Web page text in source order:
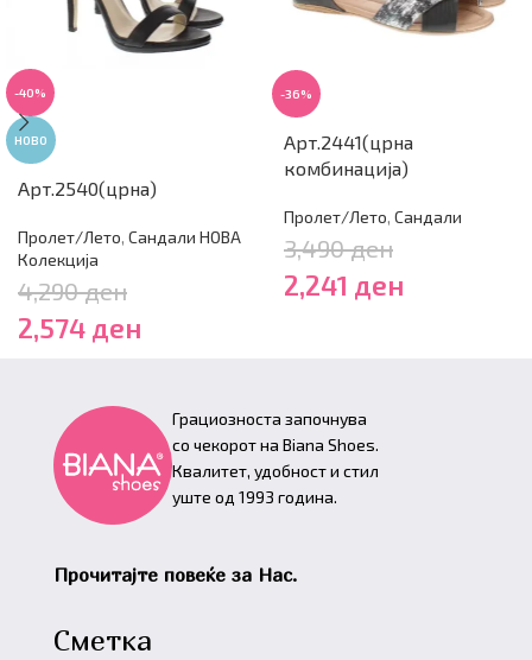
-40%
НОВО
Арт.2540(црна)
Пролет/Лето, Сандали НОВА
Колекција
4,290ден
2,574 ден
-36%
Арт.2441(црна
комбинација)
Пролет/Лето, Сандали
3,490ден
2,241 ден
Грациозноста започнува
со чекорот на Biana Shoes.
Квалитет, удобност и стил
уште од 1993 година.
Прочитајте повеќе за Нас.
Сметка